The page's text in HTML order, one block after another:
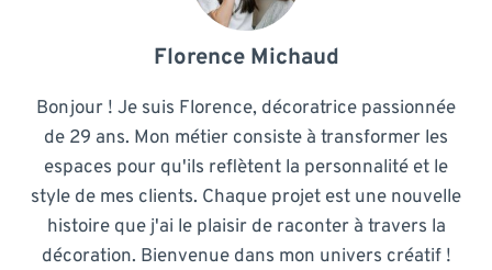
Florence Michaud
Bonjour ! Je suis Florence, décoratrice passionnée
de 29 ans. Mon métier consiste à transformer les
espaces pour qu'ils reflètent la personnalité et le
style de mes clients. Chaque projet est une nouvelle
histoire que j'ai le plaisir de raconter à travers la
décoration. Bienvenue dans mon univers créatif !